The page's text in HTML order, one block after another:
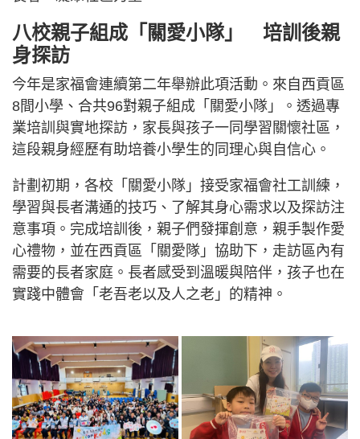
八校親子組成「關愛小隊」 培訓後親
身探訪
今年是家福會連續第二年舉辦此項活動。來自西貢區
8間小學、合共96對親子組成「關愛小隊」。透過專
業培訓與實地探訪，家長與孩子一同學習關懷社區，
這段親身經歷有助培養小學生的同理心與自信心。
計劃初期，各校「關愛小隊」接受家福會社工訓練，
學習與長者溝通的技巧、了解其身心需求以及探訪注
意事項。完成培訓後，親子們發揮創意，親手製作愛
心禮物，並在西貢區「關愛隊」協助下，走訪區內有
需要的長者家庭。長者感受到溫暖與陪伴，孩子也在
實踐中體會「老吾老以及人之老」的精神。